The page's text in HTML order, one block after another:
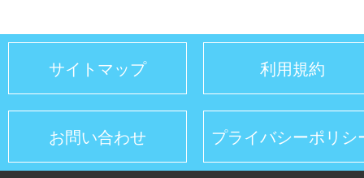
サイトマップ 利用規約
お問い合わせ プライバシーポリシ